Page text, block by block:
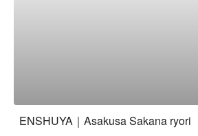
ENSHUYA｜Asakusa Sakana ryori